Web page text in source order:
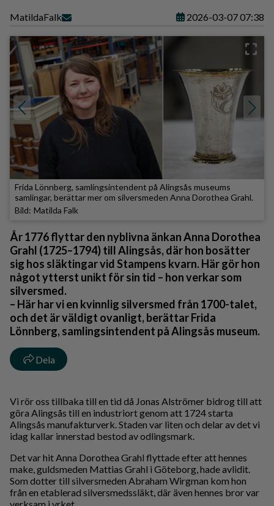
MatildaFalk 2026-03-07 07:38
Frida Lönnberg, samlingsintendent på Alingsås museums
samlingar, berättar mer om silversmeden Anna Dorothea Grahl.
Matilda Falk
År 1776 flyttar den nyblivna änkan Anna Dorothea
Grahl (1725–1794) till Alingsås, där hon bosätter
sig hos släktingar vid Stampens kvarn. Här gör hon
något ytterst unikt för sin tid – hon verkar som
silversmed.
– Här har vi en kvinnlig silversmed från 1700-talet,
och det är väldigt ovanligt, berättar Frida
Lönnberg, samlingsintendent på Alingsås museum.
Dela
Vi rör oss tillbaka till en tid då Jonas Alströmer bidrog till att
göra Alingsås till en industriort genom att 1724 starta
Alingsås manufakturverk. Staden var liten och delar av det vi
idag kallar innerstad bestod av odlingsmark.
Det var hit Anna Dorothea Grahl flyttade efter att hennes
make, guldsmeden Mattias Grahl i Göteborg, hade avlidit.
Som dotter till silversmeden Abraham Wirgman kom hon
från en etablerad silversmedssläkt, där även hennes bror var